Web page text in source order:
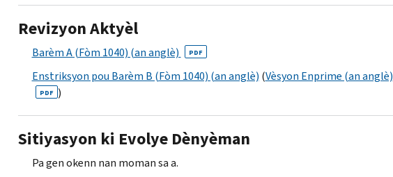
Revizyon Aktyèl
Barèm A (Fòm 1040) (an anglè) PDF
Enstriksyon pou Barèm B (Fòm 1040) (an anglè) (Vèsyon Enprime (an anglè)
PDF )
Sitiyasyon ki Evolye Dènyèman
Pa gen okenn nan moman sa a.